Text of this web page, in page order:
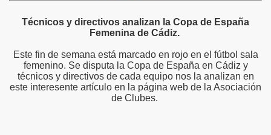
Técnicos y directivos analizan la Copa de España
Femenina de Cádiz.
Este fin de semana está marcado en rojo en el fútbol sala
femenino. Se disputa la Copa de España en Cádiz y
técnicos y directivos de cada equipo nos la analizan en
este interesente artículo en la página web de la Asociación
de Clubes.